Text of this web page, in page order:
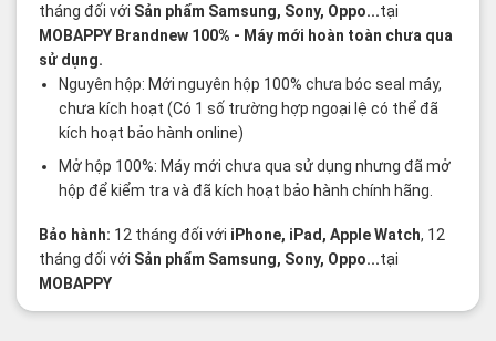
tháng đối với Sản phẩm Samsung, Sony, Oppo...tại
MOBAPPY Brandnew 100% - Máy mới hoàn toàn chưa qua
sử dụng.
Nguyên hộp: Mới nguyên hộp 100% chưa bóc seal máy,
chưa kích hoạt (Có 1 số trường hợp ngoại lệ có thể đã
kích hoạt bảo hành online)
Mở hộp 100%: Máy mới chưa qua sử dụng nhưng đã mở
hộp để kiểm tra và đã kích hoạt bảo hành chính hãng.
Bảo hành: 12 tháng đối với iPhone, iPad, Apple Watch, 12
tháng đối với Sản phẩm Samsung, Sony, Oppo...tại
MOBAPPY